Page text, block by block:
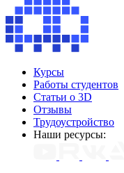
Курсы
Работы студентов
Статьи о 3D
Отзывы
Трудоустройство
Наши ресурсы: